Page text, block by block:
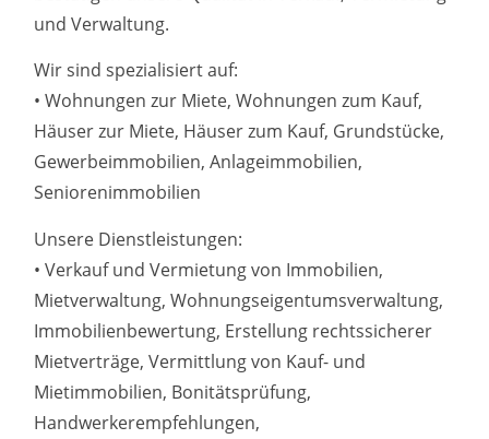
und Verwaltung.
Wir sind spezialisiert auf:
• Wohnungen zur Miete, Wohnungen zum Kauf,
Häuser zur Miete, Häuser zum Kauf, Grundstücke,
Gewerbeimmobilien, Anlageimmobilien,
Seniorenimmobilien
Unsere Dienstleistungen:
• Verkauf und Vermietung von Immobilien,
Mietverwaltung, Wohnungseigentumsverwaltung,
Immobilienbewertung, Erstellung rechtssicherer
Mietverträge, Vermittlung von Kauf- und
Mietimmobilien, Bonitätsprüfung,
Handwerkerempfehlungen,